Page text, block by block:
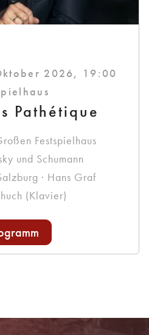
2026, 19:00
Pathétique
Festspielhaus
und Schumann
· Hans Graf
(Klavier)